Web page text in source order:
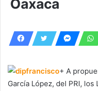
Oaxaca
+ A
García López, del PRI,